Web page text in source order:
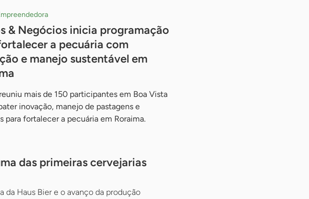
& Negócios inicia programação
a pecuária com
e manejo sustentável em
mais de 150 participantes em Boa Vista
inovação, manejo de pastagens e
para fortalecer a pecuária em Roraima.
das primeiras cervejarias
da Haus Bier e o avanço da produção